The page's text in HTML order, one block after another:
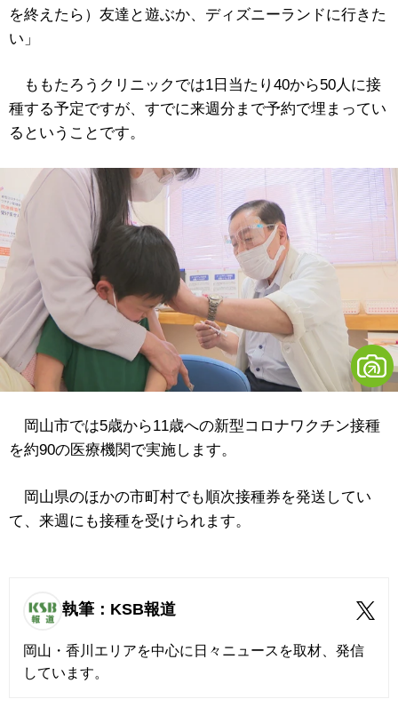
を終えたら）友達と遊ぶか、ディズニーランドに行きた
い」
ももたろうクリニックでは1日当たり40から50人に接
種する予定ですが、すでに来週分まで予約で埋まってい
るということです。
岡山市では5歳から11歳への新型コロナワクチン接種
を約90の医療機関で実施します。
岡山県のほかの市町村でも順次接種券を発送してい
て、来週にも接種を受けられます。
執筆：KSB報道
岡山・香川エリアを中心に日々ニュースを取材、発信
しています。